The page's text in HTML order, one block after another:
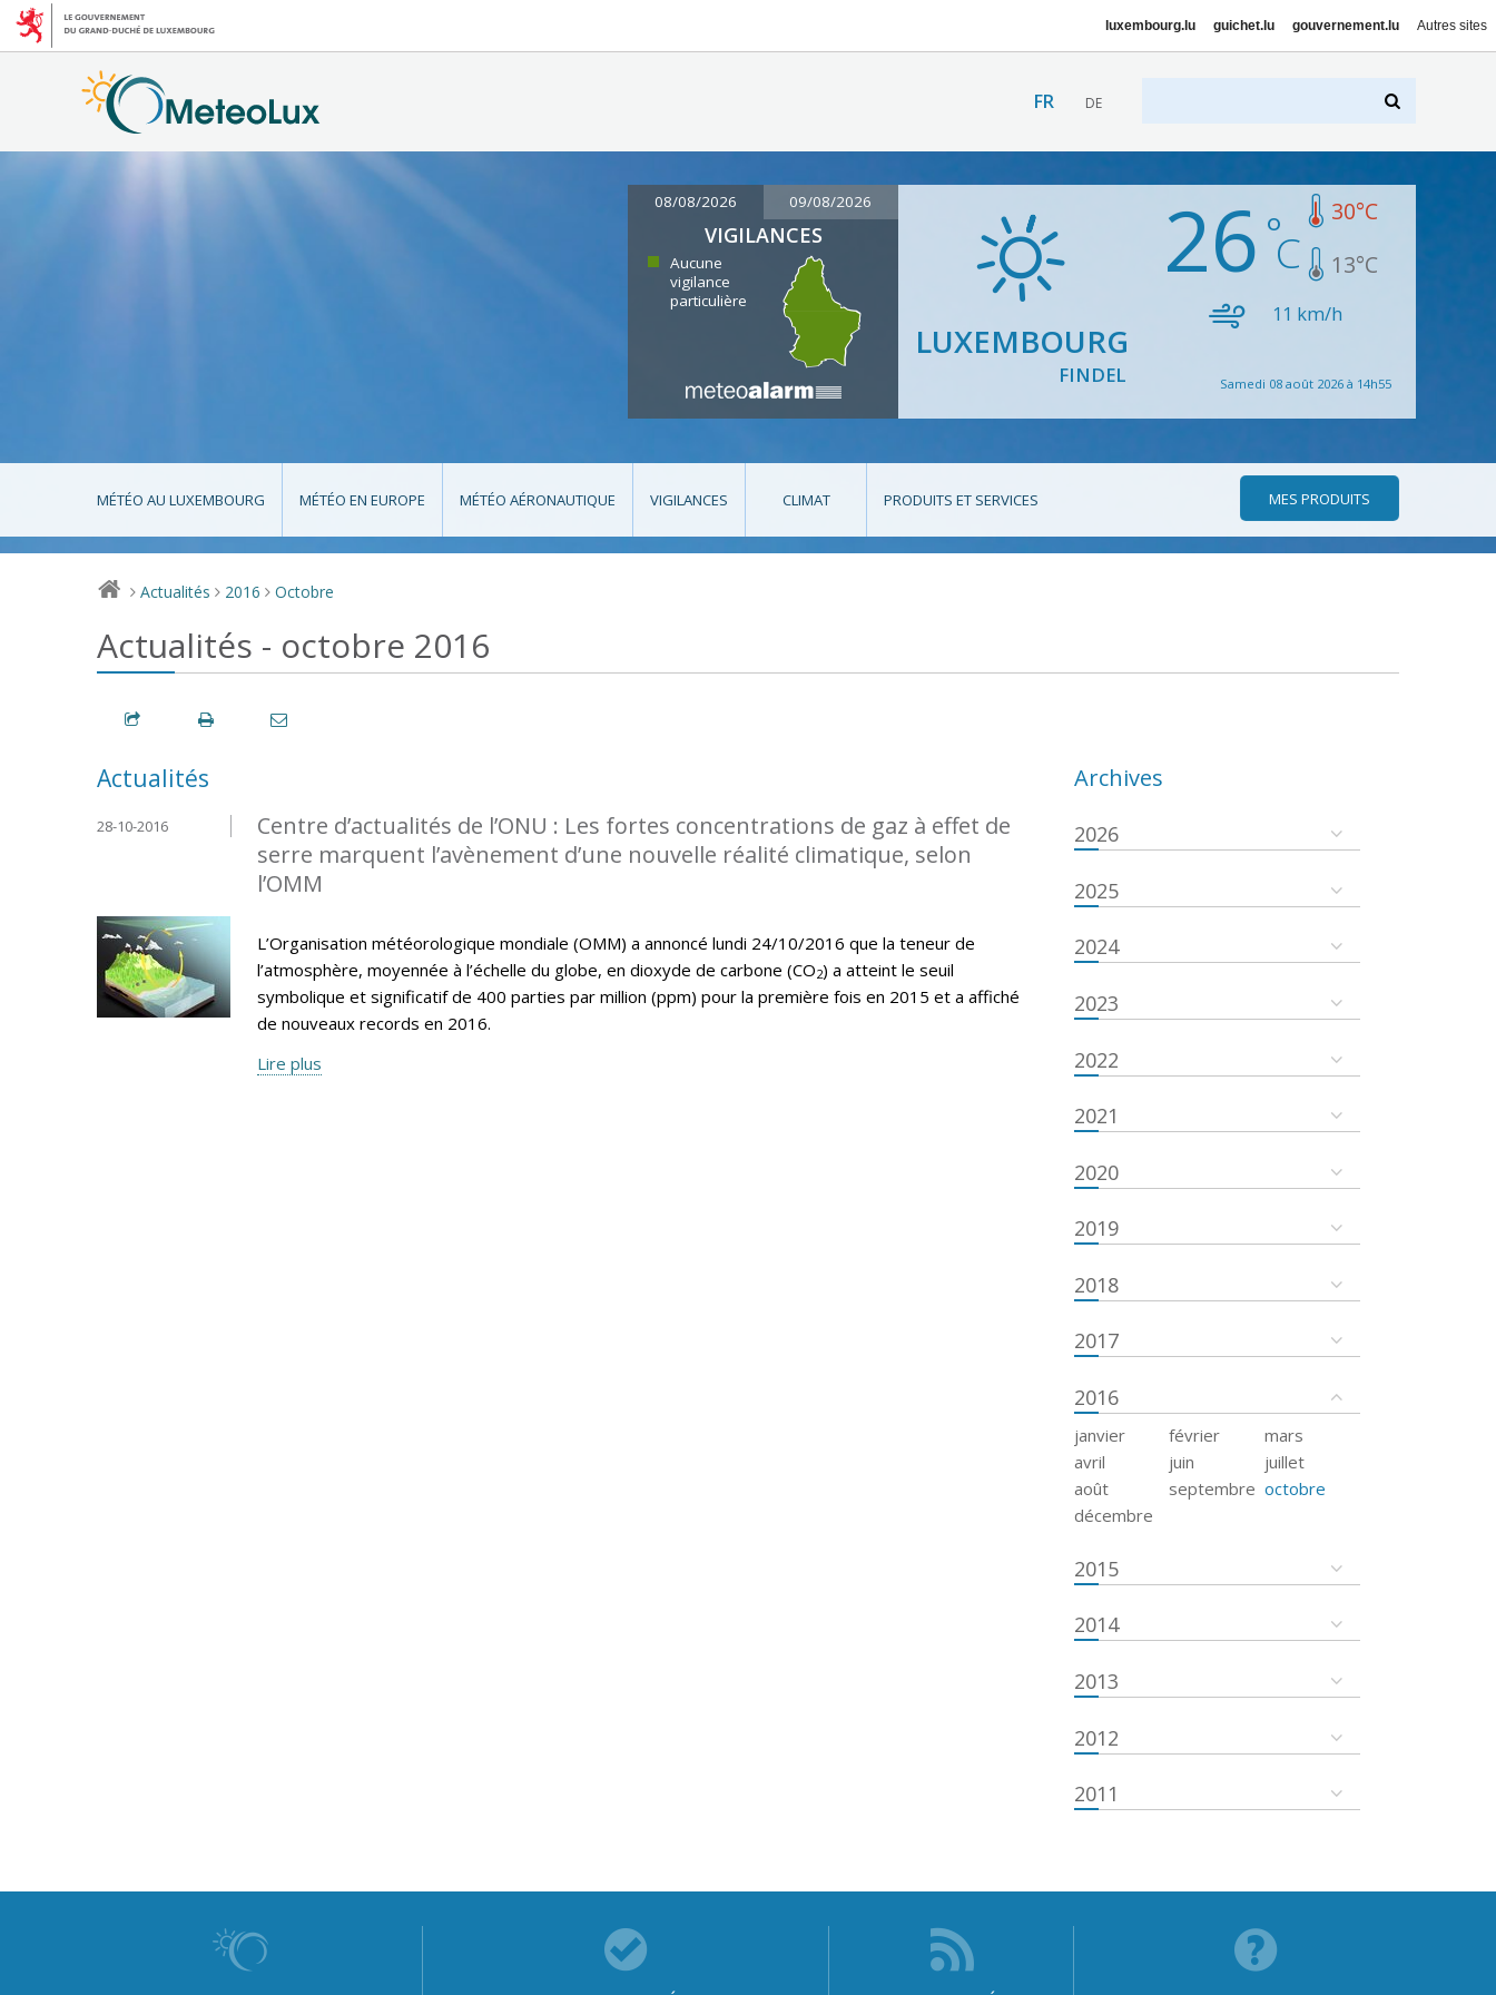
luxembourg.lu guichet.lu gouvernement.lu Autres sites
FR DE
08/08/2026 09/08/2026
VIGILANCES
Aucune
vigilance
particulière
LUXEMBOURG
FINDEL
26 30°C
13°C
11 km/h
Samedi 08 août 2026 à 14h55
MÉTÉO AU LUXEMBOURG MÉTÉO EN EUROPE MÉTÉO AÉRONAUTIQUE VIGILANCES CLIMAT PRODUITS ET SERVICES MES PRODUITS
> Actualités > 2016 > Octobre
Actualités - octobre 2016
Actualités
Centre d’actualités de l’ONU : Les fortes concentrations de gaz à effet de
serre marquent l’avènement d’une nouvelle réalité climatique, selon
l’OMM
28-10-2016
L’Organisation météorologique mondiale (OMM) a annoncé lundi 24/10/2016 que la teneur de
l’atmosphère, moyennée à l’échelle du globe, en dioxyde de carbone (CO2) a atteint le seuil
symbolique et significatif de 400 parties par million (ppm) pour la première fois en 2015 et a affiché
de nouveaux records en 2016.
Lire plus
Archives
2026
2025
2024
2023
2022
2021
2020
2019
2018
2017
2016
janvier février
mars
avril
juin
juillet
août
septembre octobre
décembre
2015
2014
2013
2012
2011